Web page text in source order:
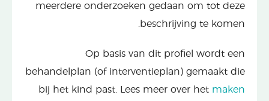
meerdere onderzoeken gedaan om tot deze
beschrijving te komen.
Op basis van dit profiel wordt een
behandelplan (of interventieplan) gemaakt die
bij het kind past. Lees meer over het maken